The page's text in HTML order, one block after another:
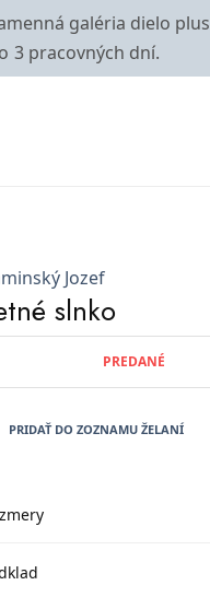
galéria dielo plus
3 pracovných dní.
Jozef
slnko
PREDANÉ
PRIDAŤ DO ZOZNAMU ŽELANÍ